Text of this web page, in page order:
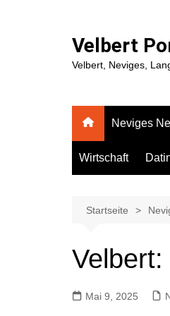
Velbert
Velbert, Neviges,
Neviges
Wirtschaft
Startseite
Velbert:
Mai 9, 2025